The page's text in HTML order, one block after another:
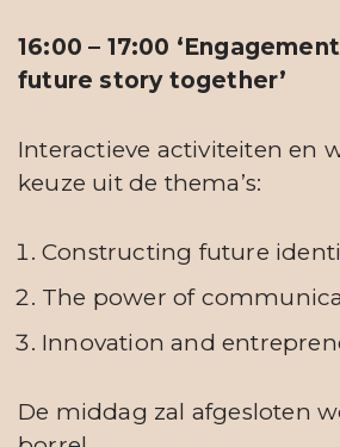
16:00 – 17:00
future story together’
Interactieve activiteiten en
keuze uit de thema’s:
Constructing future
The power of
Innovation and
De middag zal afgesloten